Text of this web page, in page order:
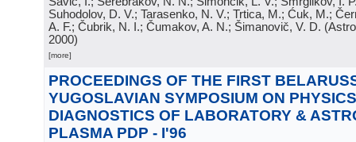
Suhodolov, D. V.; Tarasenko, N. V.; Trtica, M.; Ćuk, M.;
A. F.; Čubrik, N. I.; Čumakov, A. N.; Šimanovič, V. D. (
2000)
[more]
PROCEEDINGS OF THE FIRST
YUGOSLAVIAN SYMPOSIUM ON
DIAGNOSTICS OF LABORATORY &
PLASMA PDP - I'96